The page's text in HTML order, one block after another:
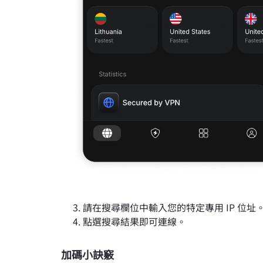
請在搜尋欄位中輸入您的特定專用 IP 位址
點選搜尋結果即可連線。
加碼小訣竅